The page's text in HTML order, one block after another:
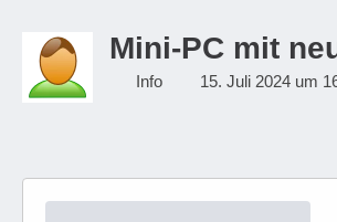
Mini-PC mit
Info 15. Juli 2024 um